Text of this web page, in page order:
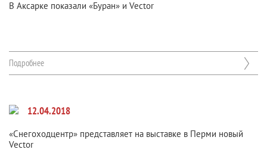
В Аксарке показали «Буран» и Veсtor
Подробнее
12.04.2018
«Снегоходцентр» представляет на выставке в Перми новый
Vector